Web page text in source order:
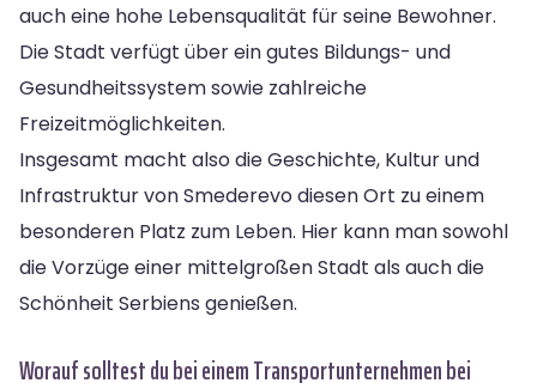
auch eine hohe Lebensqualität für seine Bewohner.
Die Stadt verfügt über ein gutes Bildungs- und
Gesundheitssystem sowie zahlreiche
Freizeitmöglichkeiten.
Insgesamt macht also die Geschichte, Kultur und
Infrastruktur von Smederevo diesen Ort zu einem
besonderen Platz zum Leben. Hier kann man sowohl
die Vorzüge einer mittelgroßen Stadt als auch die
Schönheit Serbiens genießen.
Worauf solltest du bei einem Transportunternehmen bei